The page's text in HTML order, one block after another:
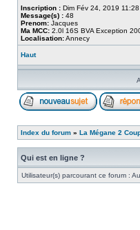
Inscription : Dim Fév 24, 2019
Message(s) : 48
Prenom: Jacques
Ma MCC: 2.0l 16S BVA Exception
Localisation:Annecy
Haut
Index du forum » La Mégane 2
Qui est en ligne ?
Utilisateur(s) parcourant ce forum :